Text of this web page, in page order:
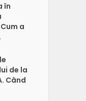
în
a
de la
Când